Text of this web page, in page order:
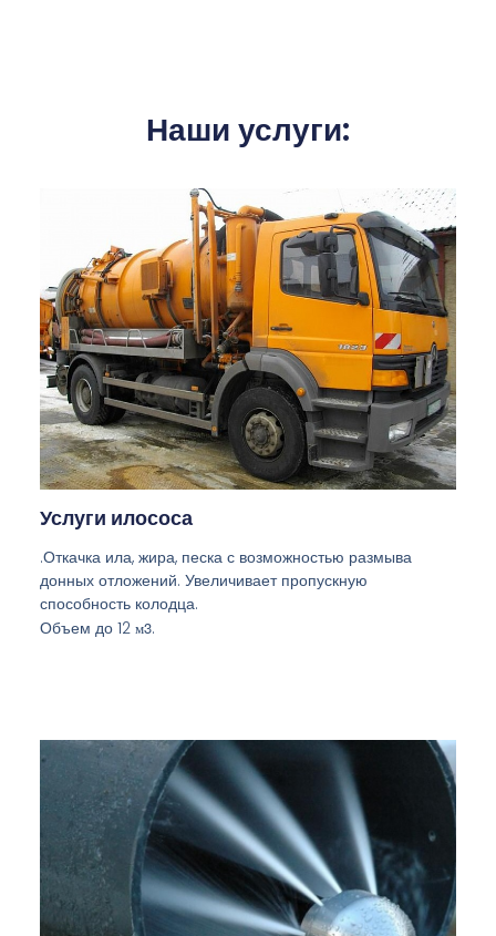
Наши услуги:
Услуги илососа
.Откачка ила, жира, песка с возможностью размыва
донных отложений. Увеличивает пропускную
способность колодца.
Объем до 12 м3.